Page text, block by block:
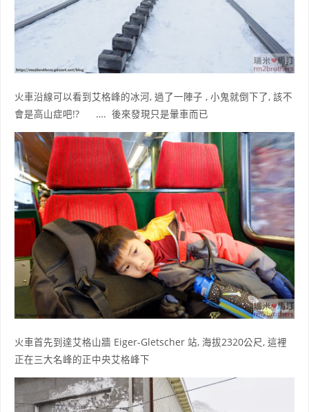
火車沿線可以看到艾格峰的冰河, 過了一陣子 , 小鬼就倒下了, 該不
會是高山症吧!? …. 後來發現只是暈車而已
火車首先到達艾格山牆 Eiger-Gletscher 站, 海拔2320公尺, 這裡
正在三大名峰的正中央艾格峰下